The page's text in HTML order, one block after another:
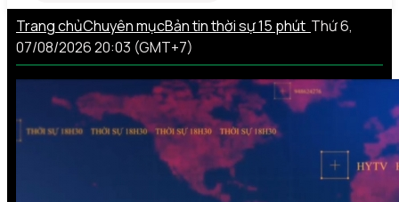
Trang chủChuyên mụcBản tin thời sự 15 phút Thứ 6,
07/08/2026 20:03 (GMT+7)